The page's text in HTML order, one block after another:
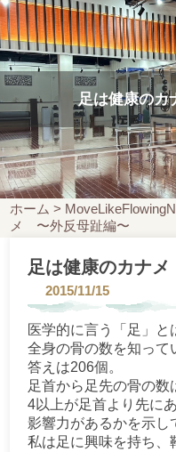
足は健康の
ホーム >
メ 〜外反母趾編〜
足は健康のカナ
2015/11/15
医学的に言う「足」と
全身の骨の数を知って
答えは206個。
足首から足先の骨の
4以上が足首より先に
影響力があるかを示し
私は足に興味を持ち、